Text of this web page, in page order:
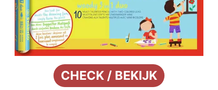
CHECK / BEKIJK